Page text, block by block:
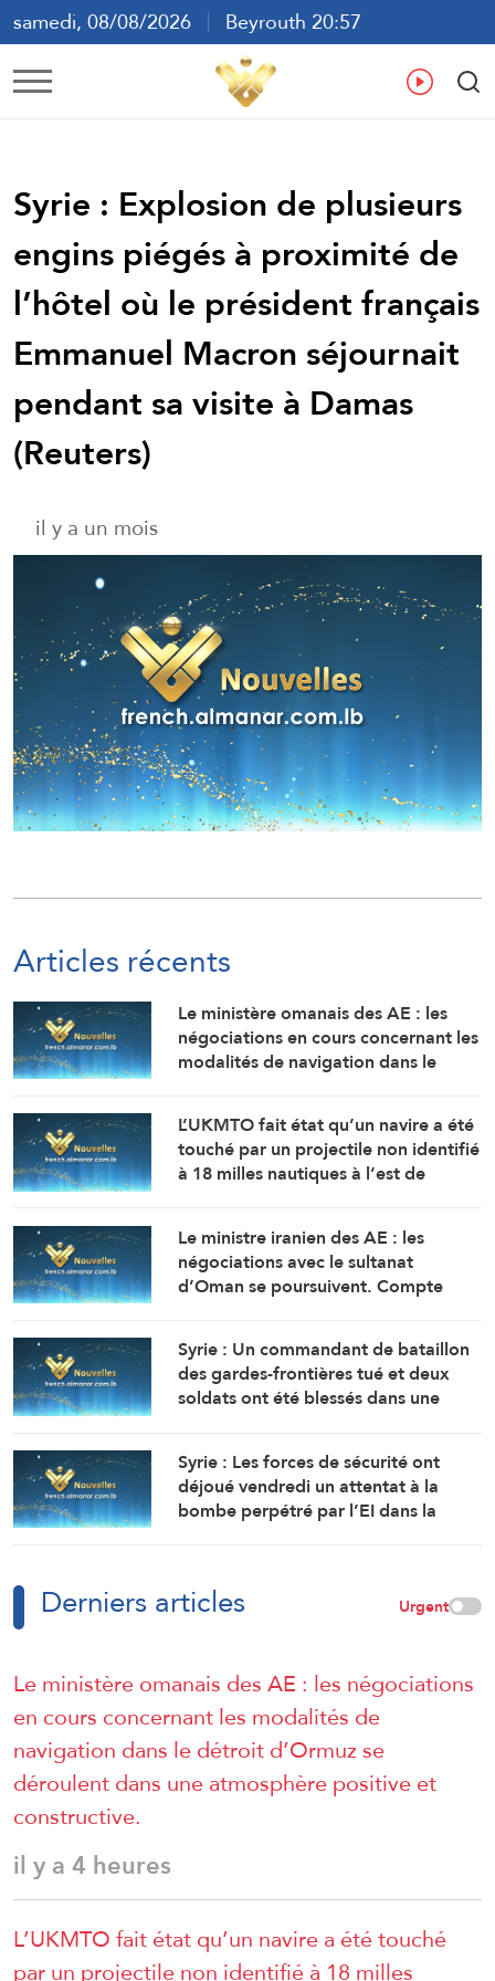
samedi, 08/08/2026
Beyrouth 20:57
ع
Syrie : Explosion de plusieurs
engins piégés à proximité de
l’hôtel où le président français
Emmanuel Macron séjournait
pendant sa visite à Damas
(Reuters)
il y a un mois
Articles récents
Le ministère omanais des AE : les
négociations en cours concernant les
modalités de navigation dans le
une atmosphère positive et
constructive.
L’UKMTO fait état qu’un navire a été
touché par un projectile non identifié
à 18 milles nautiques à l’est de
L’incendie y a été maîtrisé.
Le ministre iranien des AE : les
négociations avec le sultanat
d’Oman se poursuivent. Compte
travaux sont en cours pour définir
une voie maritime temporaire. Un
accord définitif est imminent.
Syrie : Un commandant de bataillon
des gardes-frontières tué et deux
soldats ont été blessés dans une
nord-ouest du pays.
Syrie : Les forces de sécurité ont
déjoué vendredi un attentat à la
bombe perpétré par l’EI dans la
Derniers articles Urgent
Le ministère omanais des AE : les négociations
en cours concernant les modalités de
navigation dans le détroit d’Ormuz se
déroulent dans une atmosphère positive et
constructive.
il y a 4 heures
L’UKMTO fait état qu’un navire a été touché
par un projectile non identifié à 18 milles